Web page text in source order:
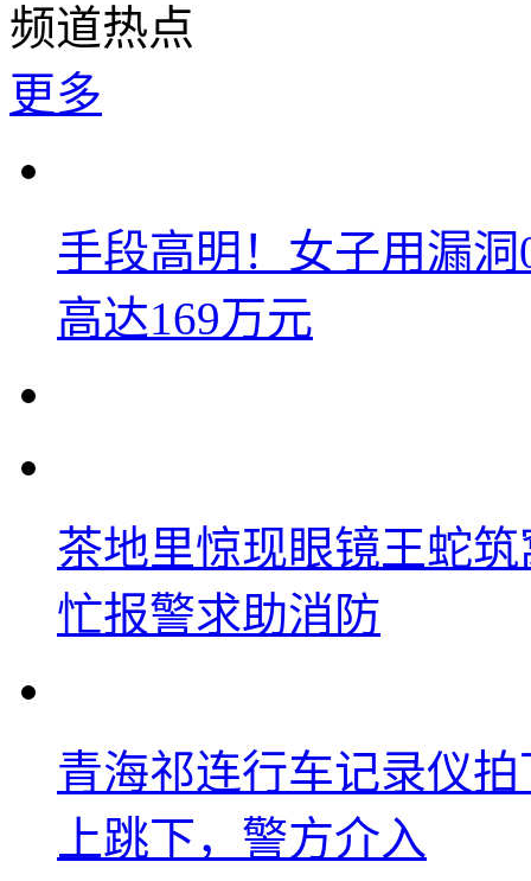
频道热点
更多
手段高明！女子用漏
高达169万元
茶地里惊现眼镜王蛇
忙报警求助消防
青海祁连行车记录仪
上跳下，警方介入